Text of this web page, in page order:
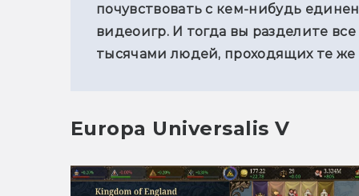
почувствовать с кем-нибудь
видеоигр. И тогда вы разделите
тысячами людей, проходящих те
Europa Universalis V